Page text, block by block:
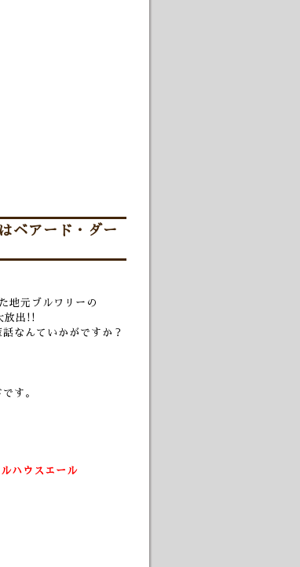
ベアード・ダー
地元ブルワリーの
放出!!
なんていかがですか？
す。
ハウスエール